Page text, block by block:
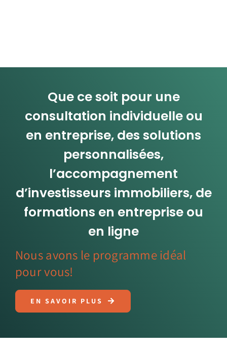
Que ce soit pour une
consultation individuelle ou
en entreprise, des solutions
personnalisées,
l’accompagnement
d’investisseurs immobiliers, de
formations en entreprise ou
en ligne
Nous avons le programme idéal
pour vous!
EN SAVOIR PLUS